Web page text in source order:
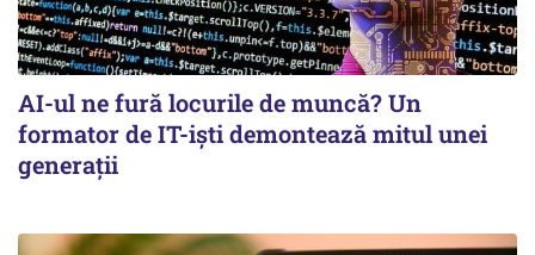
AI-ul ne fură locurile de muncă? Un
formator de IT-işti demontează mitul unei
generaţii